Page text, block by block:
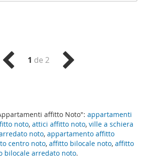
affitto Noto": appartamenti
noto, attici affitto noto, ville a schiera
noto, appartamento affitto
centro noto, affitto bilocale noto, affitto
bilocale arredato noto.
1 de 2